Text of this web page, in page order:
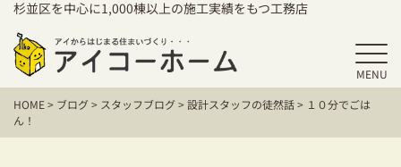
杉並区を中心に1,000棟以上の施工実績をもつ工務店
MENU
HOME
HOME> ブログ> スタッフブログ>設計スタッフの徒然話> １０分でごは
ん！